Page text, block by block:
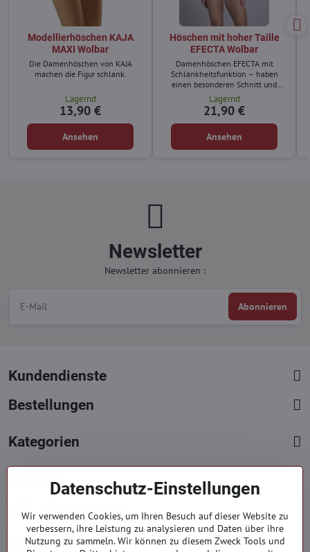
Modellierhöschen KAJA
MAXI Wolbar
Die Damenhöschen von KAJA
machen die Figur schlank.
Lagernd
13,90 €
Ansehen
Höschen mit hoher Taille
EFECTA Wolbar
Damenhöschen EFECTA mit
Schlankheitsfunktion – haben
einen besonderen Schnitt und
Material.
Lagernd
21,90 €
Ansehen
Newsletter
Newsletter abonnieren :
Abonnieren
Kundendienste
Bestellungen
Kategorien
Kontakte
Mont. - Freit. : 09:00 - 15:00 hod.
info​@everlady​.eu
Datenschutz-Einstellungen
Wir verwenden Cookies, um Ihren Besuch auf dieser Website zu
verbessern, ihre Leistung zu analysieren und Daten über ihre
Nutzung zu sammeln. Wir können zu diesem Zweck Tools und